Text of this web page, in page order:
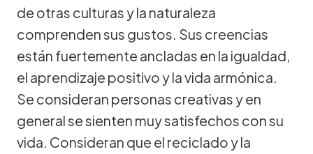
de otras culturas y la naturaleza
comprenden sus gustos. Sus creencias
están fuertemente ancladas en la igualdad,
el aprendizaje positivo y la vida armónica.
Se consideran personas creativas y en
general se sienten muy satisfechos con su
vida. Consideran que el reciclado y la